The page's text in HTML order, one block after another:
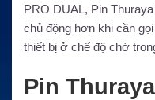
PRO DUAL, Pin
chủ động hơn khi cần
thiết bị ở chế độ chờ
Pin